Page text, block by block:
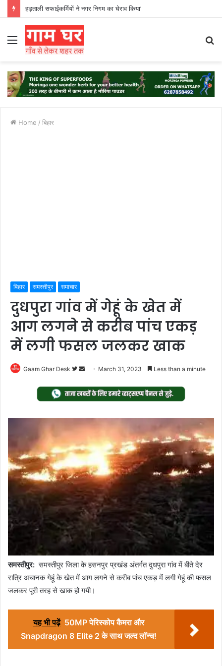
हड़ताली सफाईकर्मियों ने नगर निगम का घेराव किया’
Menu
Home / बिहार
बिहार समस्तीपुर समाचार
दुधपुरा गांव में गेहूं के खेत में
आग लगने से करीब पांच एकड़
में लगी फसल जलकर खाक
Gaam Ghar Desk
Follow
Twitter
Send
email
March 31, 2023 Less than a minute
समस्तीपुर: समस्तीपुर जिला के हसनपुर प्रखंड अंतर्गत दुधपुरा गांव में बीते देर
रात्रि अचानक गेहूं के खेत में आग लगने से करीब पांच एकड़ में लगी गेहूं की फसल
जलकर पूरी तरह से खाक हो गयी।
यह भी पढ़ें 50MP पेरिस्कोप कैमरा और
Snapdragon 8 Elite 2 के साथ जल्द लॉन्च!